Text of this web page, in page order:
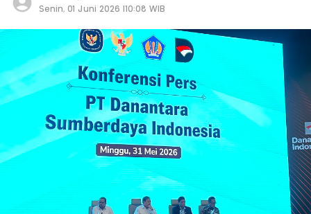
Senin, 01 Juni 2026 |10:08 WIB